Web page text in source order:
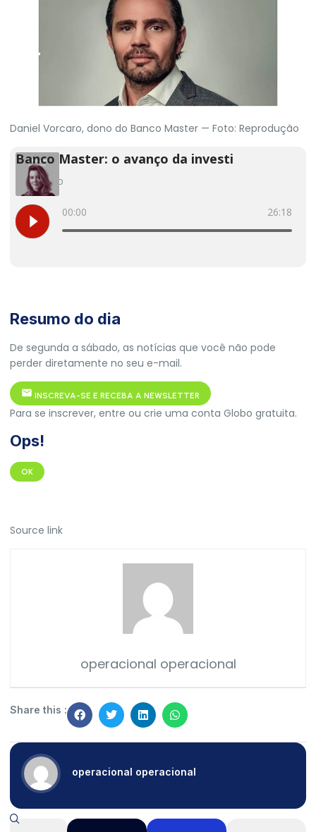
Daniel Vorcaro, dono do Banco Master — Foto: Reprodução
Resumo do dia
De segunda a sábado, as notícias que você não pode
perder diretamente no seu e-mail.
INSCREVA-SE E RECEBA A NEWSLETTER
Para se inscrever, entre ou crie uma conta Globo gratuita.
Ops!
OK
Source link
operacional operacional
Share this :
operacional operacional